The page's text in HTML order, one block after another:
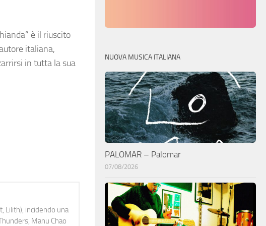
è il riuscito
italiana,
in tutta la sua
Lilith), incidendo una
Manu Chao
NUOVA MUSICA ITALIANA
PALOMAR – Palomar
07/08/2026